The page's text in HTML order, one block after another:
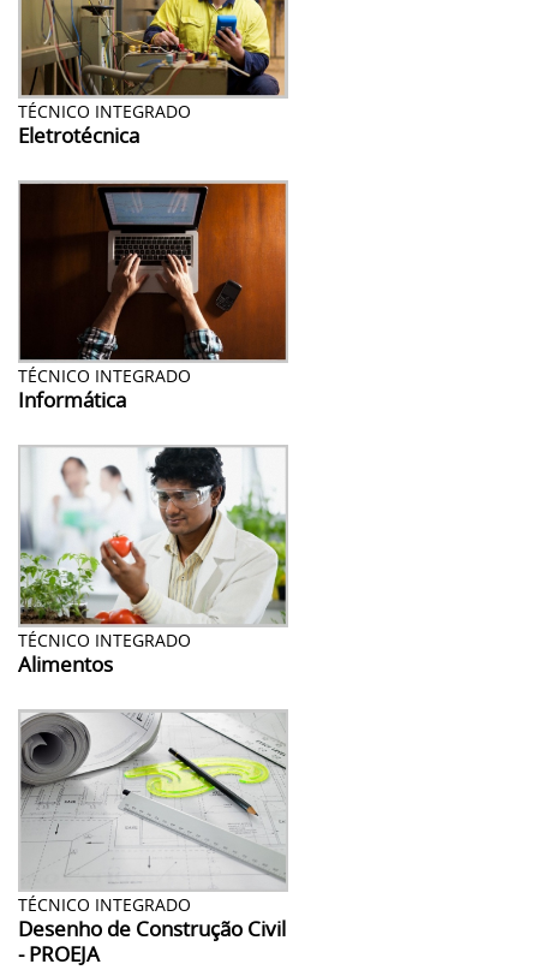
TÉCNICO INTEGRADO
Eletrotécnica
TÉCNICO INTEGRADO
Informática
TÉCNICO INTEGRADO
Alimentos
TÉCNICO INTEGRADO
Desenho de Construção Civil
- PROEJA